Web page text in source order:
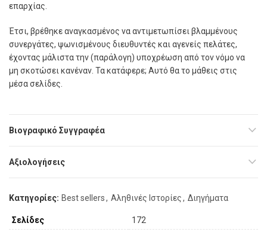
επαρχίας.
Έτσι, βρέθηκε αναγκασμένος να αντιμετωπίσει βλαμμένους
συνεργάτες, ψωνισμένους διευθυντές και αγενείς πελάτες,
έχοντας μάλιστα την (παράλογη) υποχρέωση από τον νόμο να
μη σκοτώσει κανέναν. Τα κατάφερε; Αυτό θα το μάθεις στις
μέσα σελίδες.
Βιογραφικό Συγγραφέα
Αξιολογήσεις
Κατηγορίες: Best sellers, Αληθινές Ιστορίες, Διηγήματα
Σελίδες
172